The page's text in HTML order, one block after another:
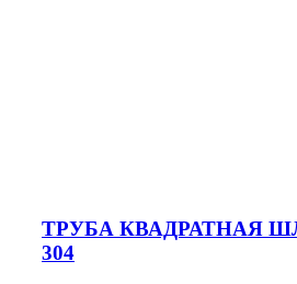
ТРУБА КВАДРАТНАЯ
304